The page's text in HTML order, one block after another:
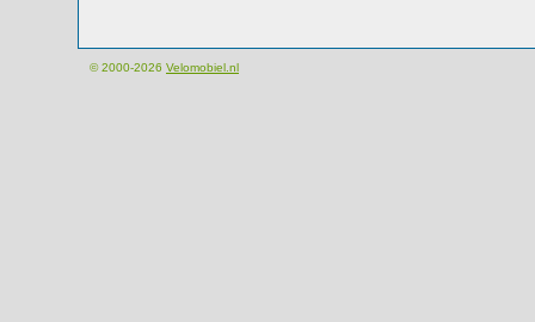
© 2000-2026 Velomobiel.nl